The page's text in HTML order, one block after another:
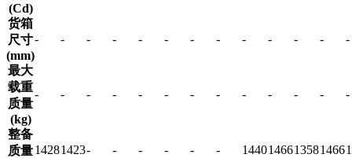
(Cd)
货箱
尺寸
(mm)
- - - - - - - - - - - - -
最大
载重
质量
(kg)
- - - - - - - - - - - - -
整备
质量14281423- - - - - - 1440146613581466